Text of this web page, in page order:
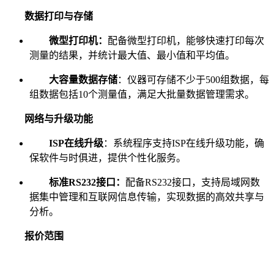
数据打印与存储
微型打印机： 配备微型打印机，能够快速打印每次
测量的结果，并统计最大值、最小值和平均值。
大容量数据存储：仪器可存储不少于500组数据，每
组数据包括10个测量值，满足大批量数据管理需求。
网络与升级功能
ISP在线升级：系统程序支持ISP在线升级功能，确
保软件与时俱进，提供个性化服务。
标准RS232接口： 配备RS232接口，支持局域网数
据集中管理和互联网信息传输，实现数据的高效共享与
分析。
报价范围